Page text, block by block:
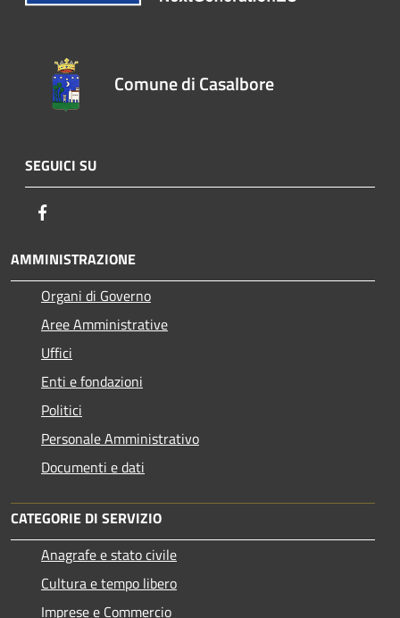
Comune di Casalbore
SEGUICI SU
AMMINISTRAZIONE
Organi di Governo
Aree Amministrative
Uffici
Enti e fondazioni
Politici
Personale Amministrativo
Documenti e dati
CATEGORIE DI SERVIZIO
Anagrafe e stato civile
Cultura e tempo libero
Imprese e Commercio